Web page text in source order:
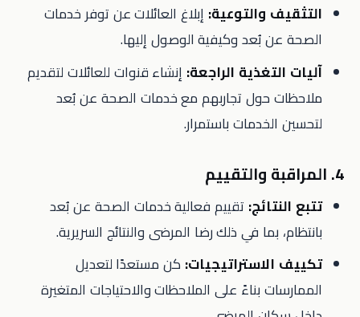
التثقيف والتوعية: إبلاغ العائلات عن توفر خدمات
الصحة عن بُعد وكيفية الوصول إليها.
آليات التغذية الراجعة: إنشاء قنوات للعائلات لتقديم
ملاحظات حول تجاربهم مع خدمات الصحة عن بُعد
لتحسين الخدمات باستمرار.
4. المراقبة والتقييم
تتبع النتائج: تقييم فعالية خدمات الصحة عن بُعد
بانتظام، بما في ذلك رضا المرضى والنتائج السريرية.
تكييف الاستراتيجيات: كن مستعدًا لتعديل
الممارسات بناءً على الملاحظات والاحتياجات المتغيرة